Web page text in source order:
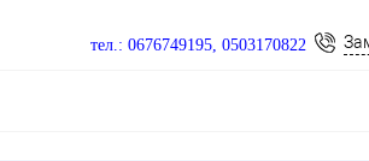
тел.: 0676749195, 0503170822